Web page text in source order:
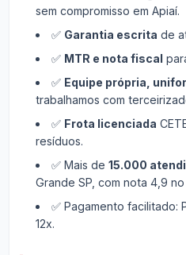
sem compromisso em Apiaí.
✅ Garantia escrita de
✅ MTR e nota fiscal
✅ Equipe própria,
trabalhamos com
✅ Frota licenciada
resíduos.
✅ Mais de 15.000
Grande SP, com nota 4,9
✅ Pagamento facilitado:
12x.